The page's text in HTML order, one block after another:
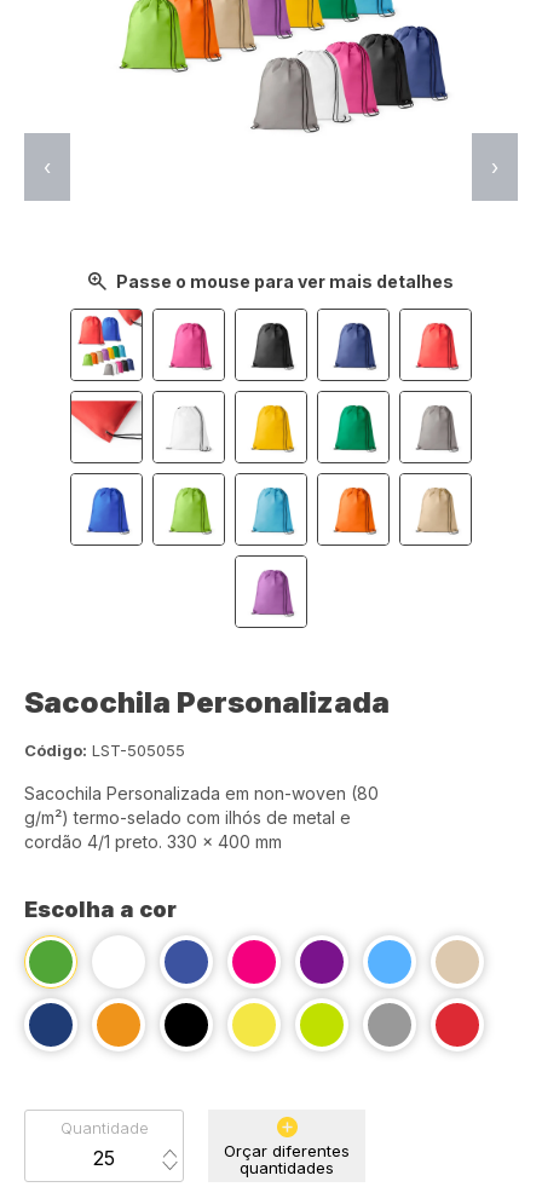
Passe o mouse para ver mais detalhes
‹ ›
Sacochila Personalizada
Código: LST-505055
Sacochila Personalizada em non-woven (80
g/m²) termo-selado com ilhós de metal e
cordão 4/1 preto. 330 x 400 mm
Escolha a cor
Quantidade
Orçar diferentes
quantidades